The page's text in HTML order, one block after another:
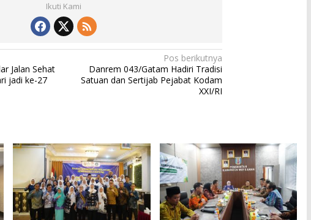
Ikuti Kami
Jalan Sehat
jadi ke-27
Pos berikutnya
Danrem 043/Gatam Hadiri Tradisi
Satuan dan Sertijab Pejabat Kodam
XXI/RI